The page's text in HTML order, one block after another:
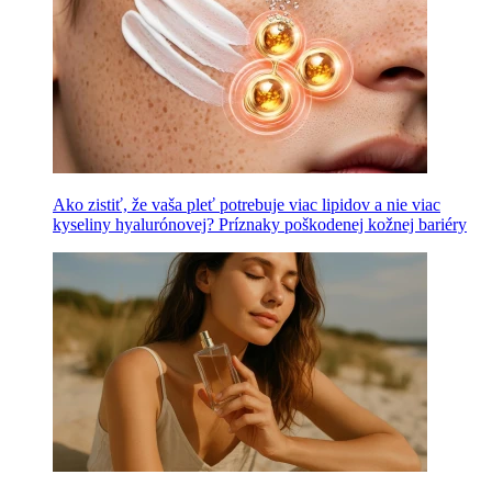
Ako zistiť, že vaša pleť potrebuje viac lipidov a nie viac
kyseliny hyalurónovej? Príznaky poškodenej kožnej bariéry